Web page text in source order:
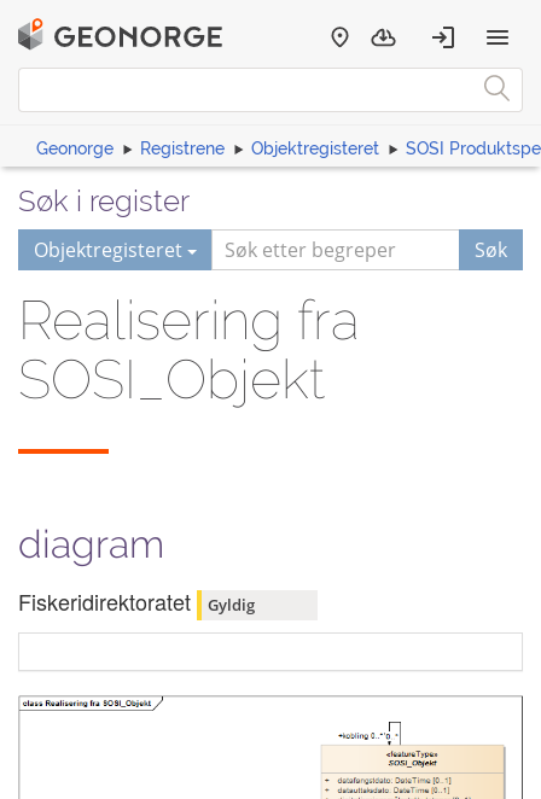
Geonorge Registrene Objektregisteret SOSI
Søk i register
Objektregisteret Søk
Realisering fra
SOSI_Objekt
diagram
Fiskeridirektoratet Gyldig